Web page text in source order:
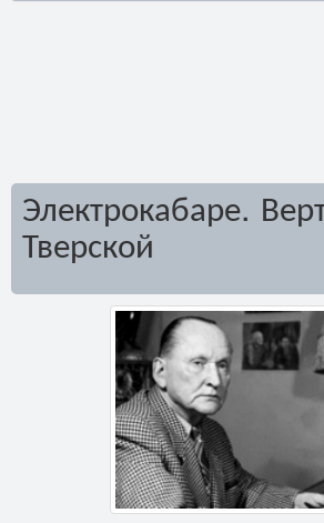
Электрокабаре.
Тверской